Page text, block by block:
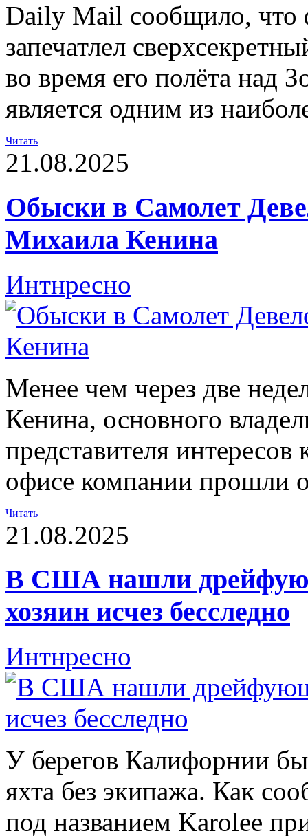
Daily Mail сообщило, что
запечатлел
во время его полёта над
является одним из
Читать
21.08.2025
Обыски в Самолет
Михаила Кенина
Интнресно
Менее чем через две
Кенина, основного
представителя
офисе компании прошли
Читать
21.08.2025
В США нашли
хозяин исчез бесследно
Интнресно
У берегов Калифорнии
яхта без экипажа. Как
под названием Karolee